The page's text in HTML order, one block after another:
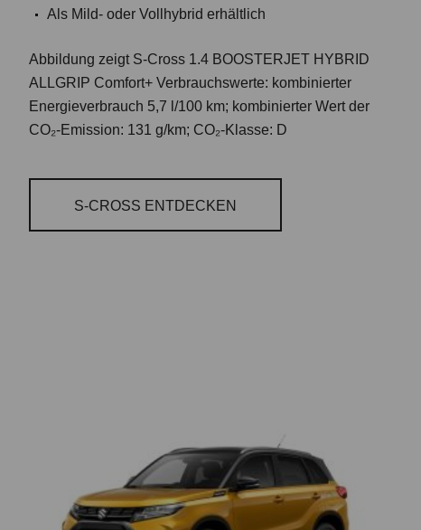
Als Mild- oder Vollhybrid erhältlich
Abbildung zeigt S-Cross 1.4 BOOSTERJET HYBRID
ALLGRIP Comfort+ Verbrauchswerte: kombinierter
Energieverbrauch 5,7 l/100 km; kombinierter Wert der
CO₂-Emission: 131 g/km; CO₂-Klasse: D
S-CROSS ENTDECKEN